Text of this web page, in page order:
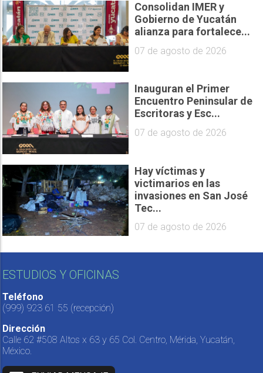
Consolidan IMER y
Gobierno de Yucatán
alianza para fortalece...
07 de agosto de 2026
Inauguran el Primer
Encuentro Peninsular de
Escritoras y Esc...
07 de agosto de 2026
Hay víctimas y
victimarios en las
invasiones en San José
Tec...
07 de agosto de 2026
ESTUDIOS Y OFICINAS
Teléfono
(999) 923 61 55 (recepción)
Dirección
Calle 62 #508 Altos x 63 y 65 Col. Centro, Mérida, Yucatán,
México.